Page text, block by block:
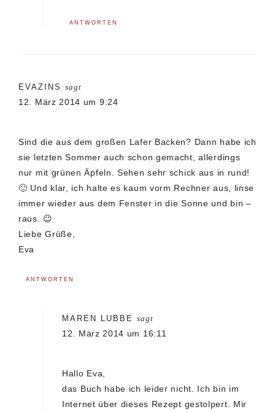
ANTWORTEN
EVAZINS sagt
12. März 2014 um 9:24
Sind die aus dem großen Lafer Backen? Dann habe ich
sie letzten Sommer auch schon gemacht, allerdings
nur mit grünen Äpfeln. Sehen sehr schick aus in rund!
🙂 Und klar, ich halte es kaum vorm Rechner aus, linse
immer wieder aus dem Fenster in die Sonne und bin –
raus. 😉
Liebe Grüße,
Eva
ANTWORTEN
MAREN LUBBE sagt
12. März 2014 um 16:11
Hallo Eva,
das Buch habe ich leider nicht. Ich bin im
Internet über dieses Rezept gestolpert. Mir